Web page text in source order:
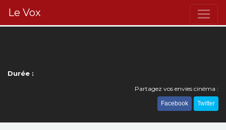
Le Vox
Durée :
Partagez vos envies cinéma :
Facebook Twitter